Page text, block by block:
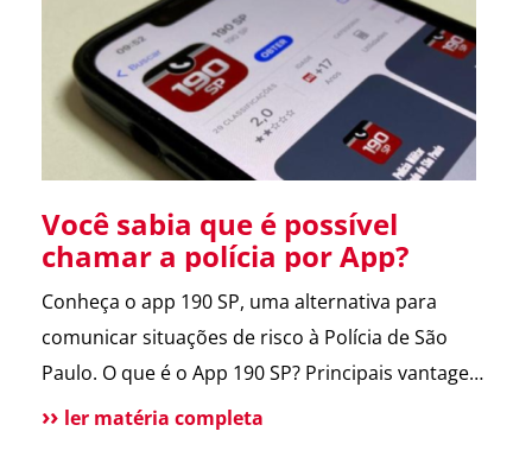
entregador e morador. Um armário inteligente,
seguro e disponível […]
Você sabia que é possível
chamar a polícia por App?
Conheça o app 190 SP, uma alternativa para
comunicar situações de risco à Polícia de São
Paulo. O que é o App 190 SP? Principais vantagens
e benefícios para a população Situações de uso
ler matéria completa